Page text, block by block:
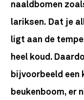
naaldbomen
lariksen. Dat je
ligt aan de
heel koud.
bijvoorbeeld
beukenboom, er